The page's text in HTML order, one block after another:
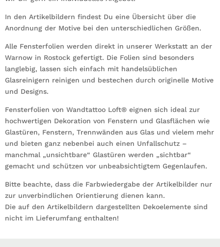
In den Artikelbildern findest Du eine Übersicht über die
Anordnung der Motive bei den unterschiedlichen Größen.
Alle Fensterfolien werden direkt in unserer Werkstatt an der
Warnow in Rostock gefertigt. Die Folien sind besonders
langlebig, lassen sich einfach mit handelsüblichen
Glasreinigern reinigen und bestechen durch originelle Motive
und Designs.
Fensterfolien von Wandtattoo Loft® eignen sich ideal zur
hochwertigen Dekoration von Fenstern und Glasflächen wie
Glastüren, Fenstern, Trennwänden aus Glas und vielem mehr
und bieten ganz nebenbei auch einen Unfallschutz –
manchmal „unsichtbare“ Glastüren werden „sichtbar“
gemacht und schützen vor unbeabsichtigtem Gegenlaufen.
Bitte beachte, dass die Farbwiedergabe der Artikelbilder nur
zur unverbindlichen Orientierung dienen kann.
Die auf den Artikelbildern dargestellten Dekoelemente sind
nicht im Lieferumfang enthalten!